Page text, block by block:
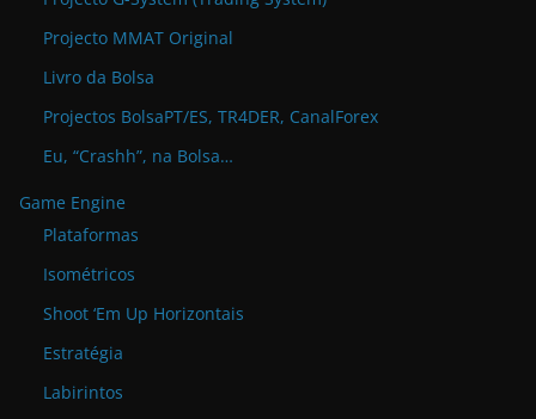
Projecto MMAT Original
Livro da Bolsa
Projectos BolsaPT/ES, TR4DER, CanalForex
Eu, “Crashh”, na Bolsa…
Game Engine
Plataformas
Isométricos
Shoot ‘Em Up Horizontais
Estratégia
Labirintos